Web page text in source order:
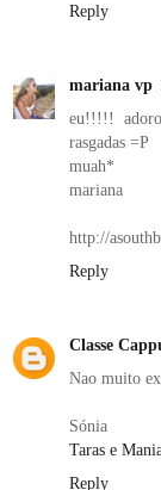
Reply
mariana vp
eu!!!!!
rasgadas =P
muah*
mariana
http://
Reply
Classe
Nao muito
Sónia
Taras e
Reply